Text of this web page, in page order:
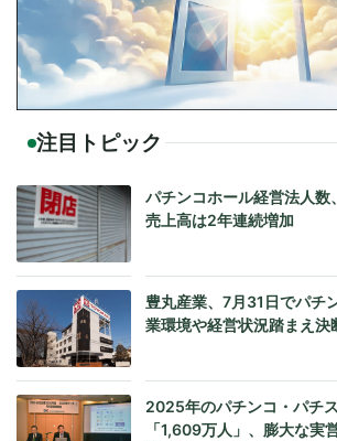
注目トピック
パチンコホール経営法人
売上高は2年連続増加
豊丸産業、7月31日でパ
業環境や経営状況踏まえ決
2025年のパチンコ・パチ
「1,609万人」、膨大な実